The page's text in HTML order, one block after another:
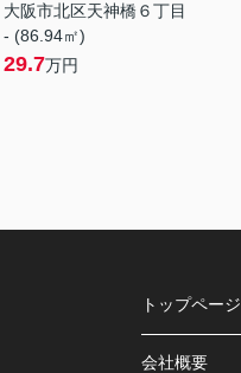
大阪市北区天神橋６丁目
- (86.94㎡)
29.7万円
トップページ
会社概要